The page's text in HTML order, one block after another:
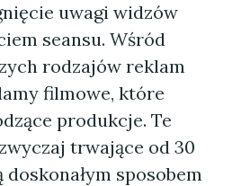
uwagi widzów
seansu. Wśród
rodzajów reklam
filmowe, które
produkcje. Te
trwające od 30
doskonałym sposobem